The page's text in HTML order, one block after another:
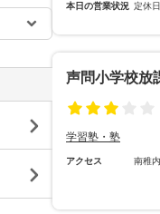
本日の営業状況 定休日
声問小学校放
学習塾・塾
アクセス 南稚